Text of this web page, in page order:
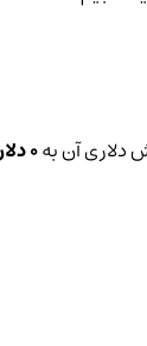
دلاری آن به0 دلار